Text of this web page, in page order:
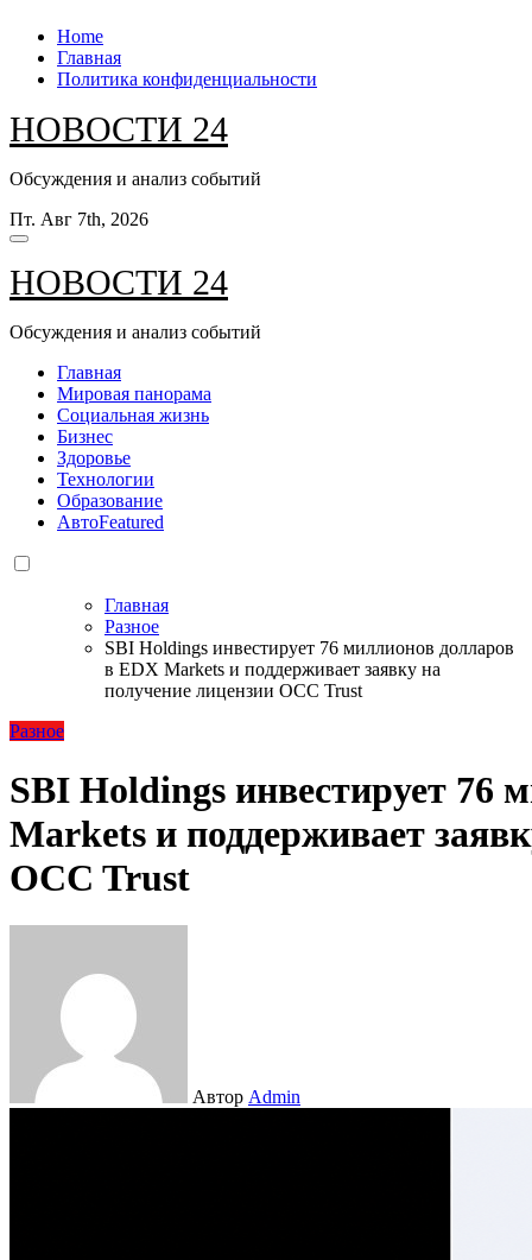
Перейти
содержанию
Home
Главная
Политика конфиденциальности
НОВОСТИ 24
Обсуждения и анализ событий
Пт. Авг 7th, 2026
НОВОСТИ 24
Обсуждения и анализ событий
Главная
Мировая панорама
Социальная жизнь
Бизнес
Здоровье
Технологии
Образование
АвтоFeatured
Главная
Разное
SBI Holdings инвестирует 76 миллионов долларов
в EDX Markets и поддерживает заявку на
получение лицензии OCC Trust
Разное
SBI Holdings инвестирует 76
Markets и поддерживает
OCC Trust
Автор Admin